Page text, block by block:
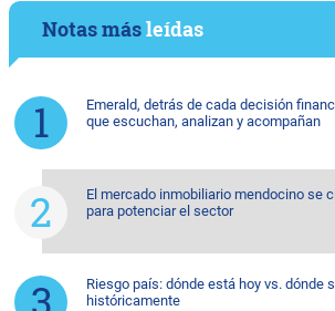
Notas másleídas
Emerald, detrás de cada decisión
que escuchan, analizan y acompañan
El mercado inmobiliario mendocino se
para potenciar el sector
Riesgo país: dónde está hoy vs. dónde
históricamente